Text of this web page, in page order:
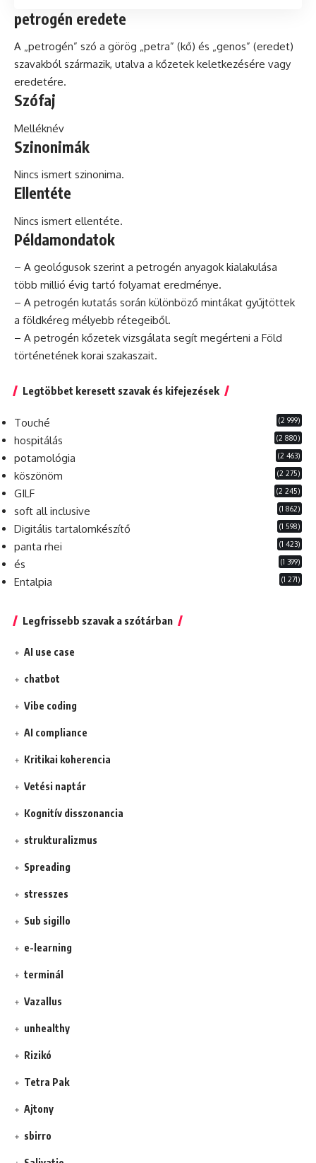
petrogén eredete
A „petrogén” szó a görög „petra” (kő) és „genos” (eredet)
szavakból származik, utalva a kőzetek keletkezésére vagy
eredetére.
Szófaj
Melléknév
Szinonimák
Nincs ismert szinonima.
Ellentéte
Nincs ismert ellentéte.
Példamondatok
– A geológusok szerint a petrogén anyagok kialakulása
több millió évig tartó folyamat eredménye.
– A petrogén kutatás során különböző mintákat gyűjtöttek
a földkéreg mélyebb rétegeiből.
– A petrogén kőzetek vizsgálata segít megérteni a Föld
történetének korai szakaszait.
Legtöbbet keresett szavak és kifejezések
Touché (2 999)
hospitálás (2 880)
potamológia (2 463)
köszönöm (2 275)
GILF (2 245)
soft all inclusive (1 862)
Digitális tartalomkészítő (1 598)
panta rhei (1 423)
és (1 399)
Entalpia (1 271)
Legfrissebb szavak a szótárban
AI use case
chatbot
Vibe coding
AI compliance
Kritikai koherencia
Vetési naptár
Kognitív disszonancia
strukturalizmus
Spreading
stresszes
Sub sigillo
e-learning
terminál
Vazallus
unhealthy
Rizikó
Tetra Pak
Ajtony
sbirro